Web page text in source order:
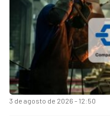
3 de agosto de 2026 - 12:50